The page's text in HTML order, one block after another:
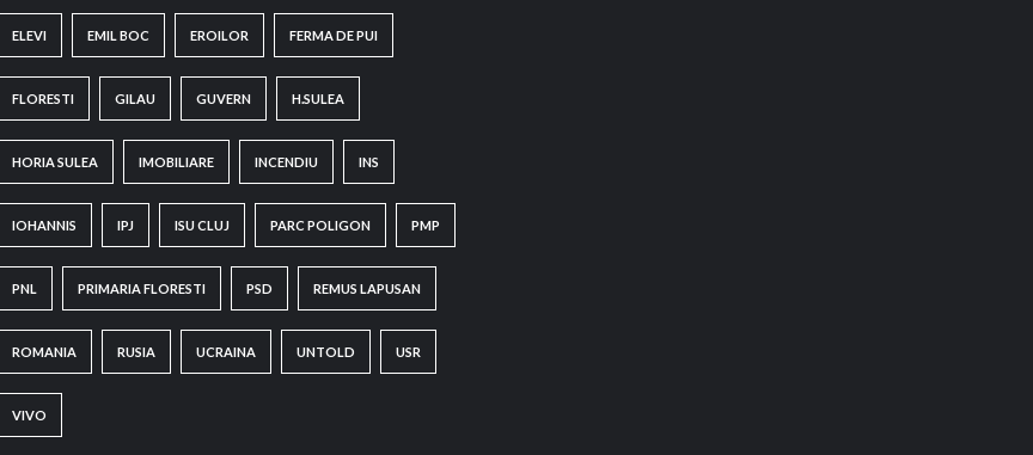
ELEVI EMIL BOC EROILOR FERMA DE PUI
FLORESTI GILAU GUVERN H.SULEA
HORIA SULEA IMOBILIARE INCENDIU INS
IOHANNIS IPJ ISU CLUJ PARC POLIGON PMP
PNL PRIMARIA FLORESTI PSD REMUS LAPUSAN
ROMANIA RUSIA UCRAINA UNTOLD USR
VIVO